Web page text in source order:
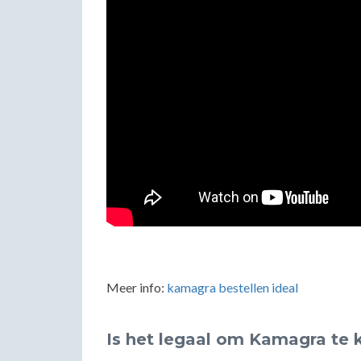
Meer info: kamagra bestellen ideal
Is het legaal om Kamagra te